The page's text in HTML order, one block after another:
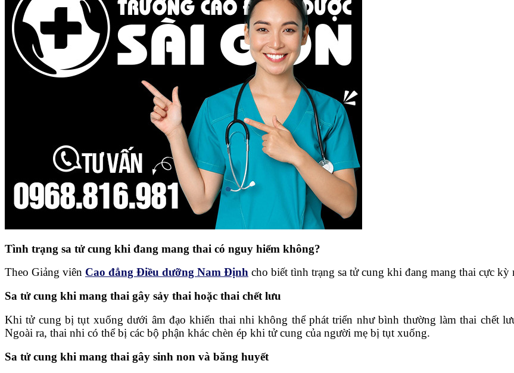
Tình trạng sa tử cung khi đang mang thai có nguy hiểm không?
Theo Giảng viên Cao đẳng Điều dưỡng Nam Định cho biết tình trạng sa tử cung khi đang mang thai cực
Sa tử cung khi mang thai gây sảy thai hoặc thai chết lưu
Khi tử cung bị tụt xuống dưới âm đạo khiến thai nhi không thể phát triển như bình thường làm thai chết
Ngoài ra, thai nhi có thể bị các bộ phận khác chèn ép khi tử cung của người mẹ bị tụt xuống.
Sa tử cung khi mang thai gây sinh non và băng huyết